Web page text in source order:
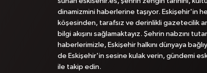
dinamizmini haberlerine taşıyor. Eskişehir'in
köşesinden, tarafsız ve derinlikli gazetecilik
bilgi akışını sağlamaktayız. Şehrin nabzını
haberlerimizle, Eskişehir halkını dünyaya
de Eskişehir'in sesine kulak verin, gündemi
ile takip edin.